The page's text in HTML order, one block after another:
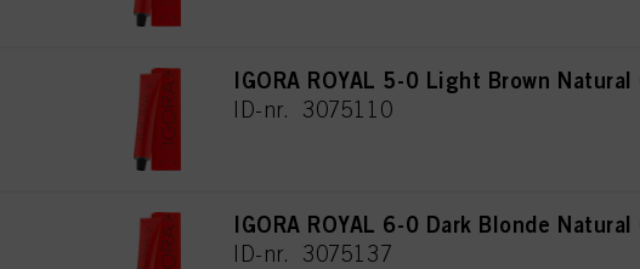
IGORA ROYAL 5-0 Light Brown Natural
ID-nr. 3075110
IGORA ROYAL 6-0 Dark Blonde Natural
ID-nr. 3075137